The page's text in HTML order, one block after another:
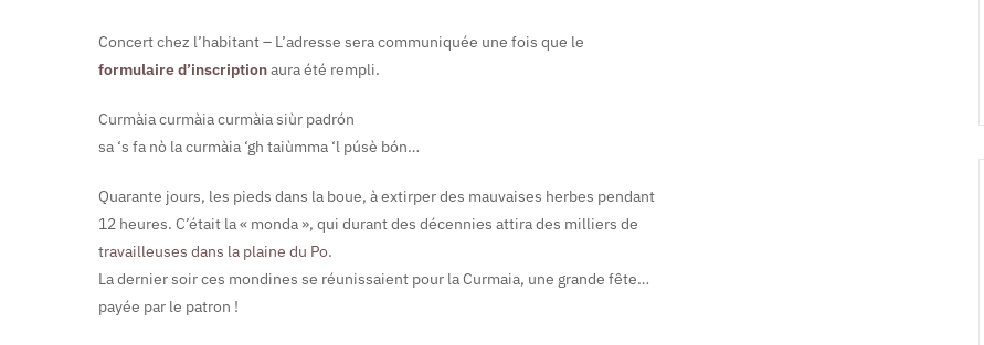
Concert chez l’habitant – L’adresse sera communiquée une fois que le
formulaire d’inscriptionaura été rempli.
Curmàia curmàia curmàia siùr padrón
sa ‘s fa nò la curmàia ‘gh taiùmma ‘l púsè bón…
Quarante jours, les pieds dans la boue, à extirper des mauvaises herbes pendant
12 heures. C’était la « monda », qui durant des décennies attira des milliers de
travailleuses dans la plaine du Po.
La dernier soir ces mondines se réunissaient pour la Curmaia, une grande fête…
payée par le patron !